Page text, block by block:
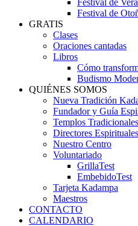
Festival de
Festival de
GRATIS
Clases
Oraciones cantadas
Libros
Cómo
Budismo
QUIÉNES SOMOS
Nueva Tradición
Fundador y Guía
Templos Tradicionales
Directores Espirituales
Nuestro Centro
Voluntariado
GrillaTest
EmbebidoTest
Tarjeta Kadampa
Maestros
CONTACTO
CALENDARIO